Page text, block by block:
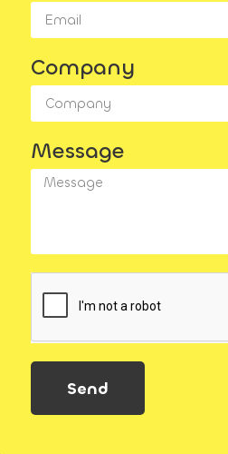
Company
Message
Send